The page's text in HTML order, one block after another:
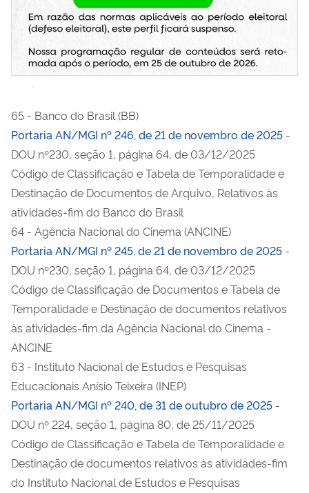
65 - Banco do Brasil (BB)
Portaria AN/MGI nº 246, de 21 de novembro de 2025 -
DOU nº230, seção 1, página 64, de 03/12/2025
Código de Classificação e Tabela de Temporalidade e
Destinação de Documentos de Arquivo, Relativos às
atividades-fim do Banco do Brasil
64 - Agência Nacional do Cinema (ANCINE)
Portaria AN/MGI nº 245, de 21 de novembro de 2025 -
DOU nº230, seção 1, página 64, de 03/12/2025
Código de Classificação de Documentos e Tabela de
Temporalidade e Destinação de documentos relativos
às atividades-fim da Agência Nacional do Cinema -
ANCINE
63 - Instituto Nacional de Estudos e Pesquisas
Educacionais Anísio Teixeira (INEP)
Portaria AN/MGI nº 240, de 31 de outubro de 2025 -
DOU nº 224, seção 1, página 80, de 25/11/2025
Código de Classificação e Tabela de Temporalidade e
Destinação de documentos relativos às atividades-fim
do Instituto Nacional de Estudos e Pesquisas